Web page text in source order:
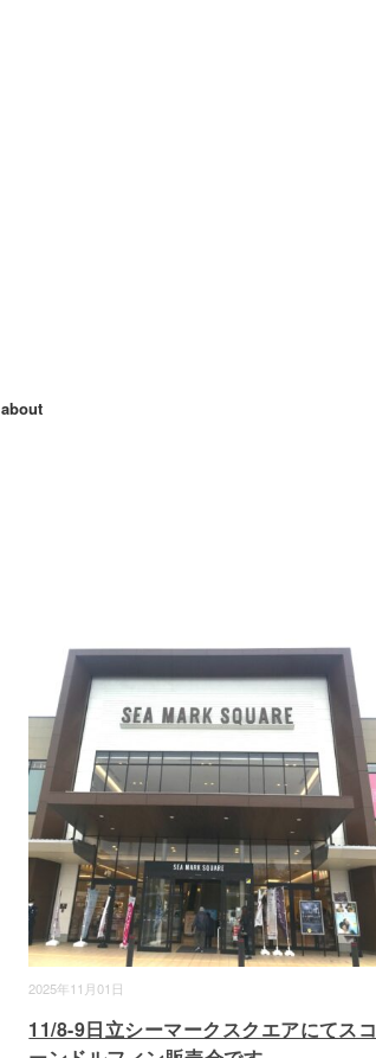
about
2025年11月01日
11/8-9日立シーマークスクエアにてスコ